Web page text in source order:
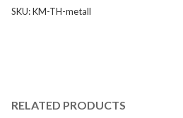
SKU:KM-TH-metall
RELATED PRODUCTS